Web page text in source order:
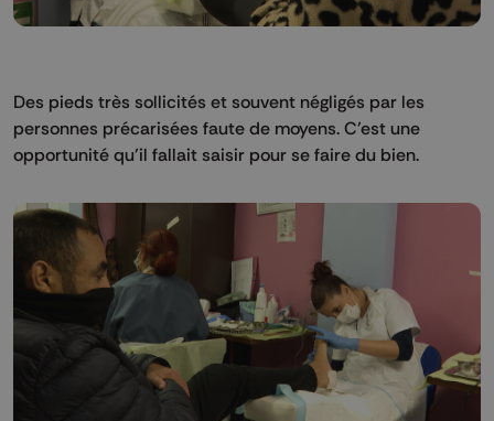
Des pieds très sollicités et souvent négligés par les
personnes précarisées faute de moyens. C’est une
opportunité qu’il fallait saisir pour se faire du bien.